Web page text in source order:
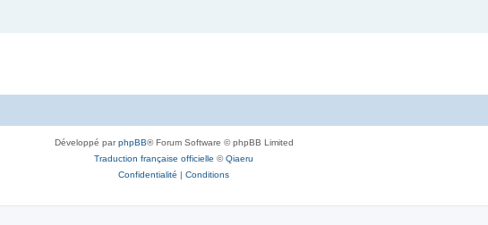
Développé parphpBB® Forum Software © phpBB Limited
Traduction française officielle ©Qiaeru
Confidentialité | Conditions